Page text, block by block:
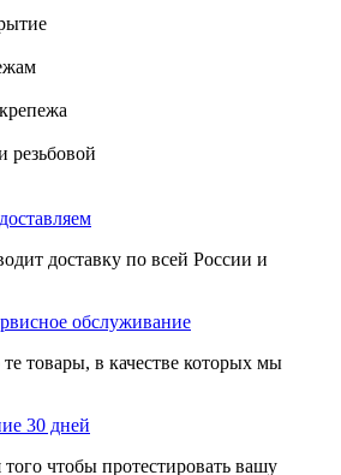
резьбовой
доставку по всей России и
обслуживание
товары, в качестве которых мы
30 дней
чтобы протестировать вашу